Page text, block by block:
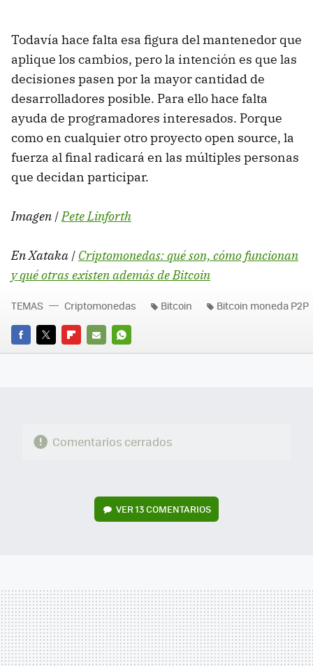
Todavía hace falta esa figura del mantenedor que
aplique los cambios, pero la intención es que las
decisiones pasen por la mayor cantidad de
desarrolladores posible. Para ello hace falta
ayuda de programadores interesados. Porque
como en cualquier otro proyecto open source, la
fuerza al final radicará en las múltiples personas
que decidan participar.
Imagen |Pete Linforth
En Xataka | Criptomonedas: qué son, cómo funcionan
y qué otras existen además de Bitcoin
FACEBOOK
TWITTERFLIPBOARD
E-
WHATSAPP
TEMAS Criptomonedas Bitcoin Bitcoin moneda P2P
Comentarios cerrados
VER13 COMENTARIOS